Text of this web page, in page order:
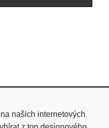
našich internetových